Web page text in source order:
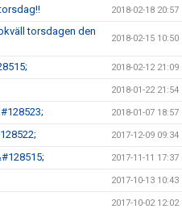
2018-02-18 20:57
torsdagen den
2018-02-15 10:50
2018-02-12 21:09
2018-01-22 21:54
2018-01-07 18:57
2017-12-09 09:34
2017-11-11 17:37
2017-10-13 10:43
2017-10-02 12:02